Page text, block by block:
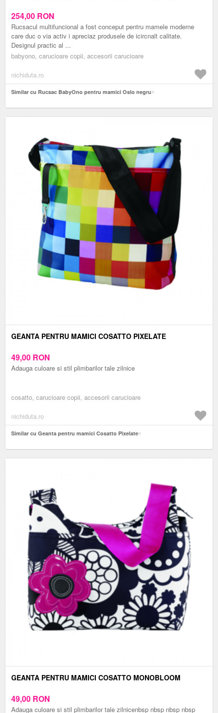
254,00 RON
Rucsacul multifuncional a fost conceput pentru mamele moderne
care duc o via activ i apreciaz produsele de icircnalt calitate.
Designul practic al ...
babyono, carucioare copii, accesorii carucioare
nichiduta.ro
Similar cu Rucsac BabyOno pentru mamici Oslo negru
GEANTA PENTRU MAMICI COSATTO PIXELATE
49,00 RON
Adauga culoare si stil plimbarilor tale zilnice
cosatto, carucioare copii, accesorii carucioare
nichiduta.ro
Similar cu Geanta pentru mamici Cosatto Pixelate
GEANTA PENTRU MAMICI COSATTO MONOBLOOM
49,00 RON
Adauga culoare si stil plimbarilor tale zilnicenbsp nbsp nbsp nbsp